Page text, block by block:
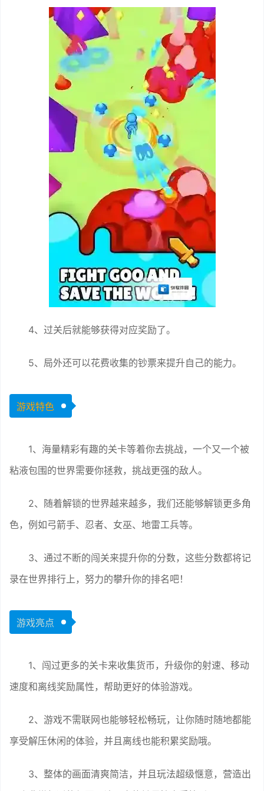
4、过关后就能够获得对应奖励了。
5、局外还可以花费收集的钞票来提升自己的能力。
游戏特色
1、海量精彩有趣的关卡等着你去挑战，一个又一个被
粘液包围的世界需要你拯救，挑战更强的敌人。
2、随着解锁的世界越来越多，我们还能够解锁更多角
色，例如弓箭手、忍者、女巫、地雷工兵等。
3、通过不断的闯关来提升你的分数，这些分数都将记
录在世界排行上，努力的攀升你的排名吧！
游戏亮点
1、闯过更多的关卡来收集货币，升级你的射速、移动
速度和离线奖励属性，帮助更好的体验游戏。
2、游戏不需联网也能够轻松畅玩，让你随时随地都能
享受解压休闲的体验，并且离线也能积累奖励哦。
3、整体的画面清爽简洁，并且玩法超级惬意，营造出